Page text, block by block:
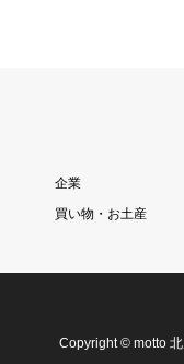
企業
買い物・お土産
Copyright© motto